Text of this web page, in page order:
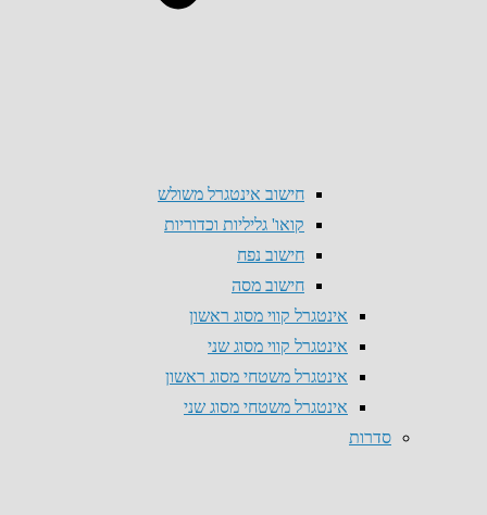
חישוב אינטגרל משולש
קואו' גליליות וכדוריות
חישוב נפח
חישוב מסה
אינטגרל קווי מסוג ראשון
אינטגרל קווי מסוג שני
אינטגרל משטחי מסוג ראשון
אינטגרל משטחי מסוג שני
סדרות